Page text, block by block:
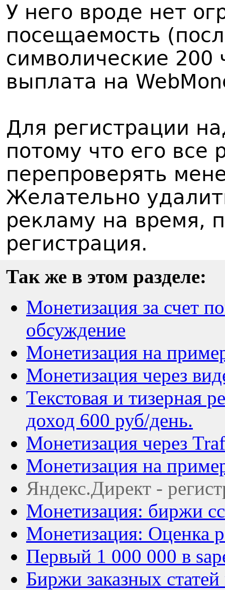
У него вроде нет
посещаемость
символические 200
выплата на
Для регистрации
потому что его все
перепроверять
Желательно
рекламу на время,
регистрация.
Так же в этом разделе:
Монетизация за счет
обсуждение
Монетизация на
Монетизация через
Текстовая и тизерная
доход 600 руб/день.
Монетизация через
Монетизация на
Яндекс.Директ -
Монетизация: биржи
Монетизация: Оценка
Первый 1 000 000 в
Биржи заказных